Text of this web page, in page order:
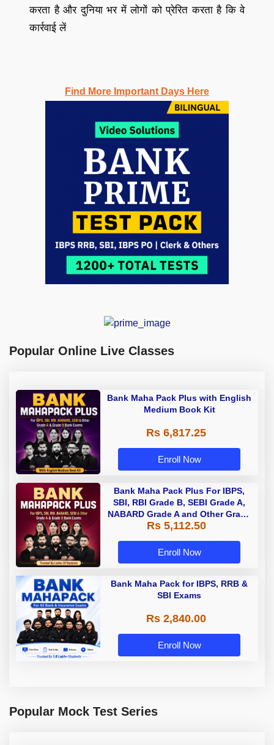
करता है और दुनिया भर में लोगों को प्रेरित करता है कि वे
कार्रवाई लें
Find More Important Days Here
Popular Online Live Classes
Bank Maha Pack Plus with English
Medium Book Kit
Rs 6,817.25
Enroll Now
Bank Maha Pack Plus For IBPS,
SBI, RBI Grade B, SEBI Grade A,
NABARD Grade A and Other Grade
A & Grade B Bank Exams
Rs 5,112.50
Enroll Now
Bank Maha Pack for IBPS, RRB &
SBI Exams
Rs 2,840.00
Enroll Now
Popular Mock Test Series